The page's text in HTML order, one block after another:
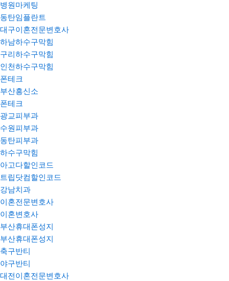
병원마케팅
동탄임플란트
대구이혼전문변호사
하남하수구막힘
구리하수구막힘
인천하수구막힘
폰테크
부산흥신소
폰테크
광교피부과
수원피부과
동탄피부과
하수구막힘
아고다할인코드
트립닷컴할인코드
강남치과
이혼전문변호사
이혼변호사
부산휴대폰성지
부산휴대폰성지
축구반티
야구반티
대전이혼전문변호사